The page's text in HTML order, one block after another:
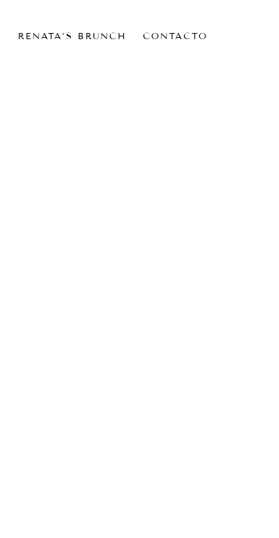
RENATA’S BRUNCH CONTACTO